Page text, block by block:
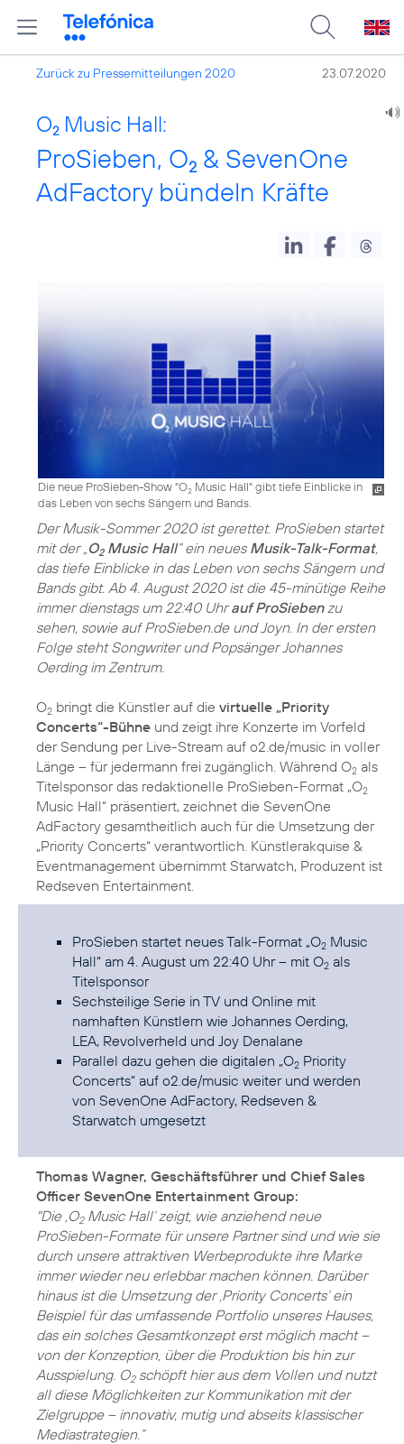
Zurück zu Pressemitteilungen 2020 23.07.2020
O2 Music Hall:
ProSieben, O2 & SevenOne
AdFactory bündeln Kräfte
Die neue ProSieben-Show "O2 Music Hall" gibt tiefe Einblicke in
das Leben von sechs Sängern und Bands.
Der Musik-Sommer 2020 ist gerettet. ProSieben startet
mit der „ O2Music Hall“ ein neues Musik-Talk-Format,
das tiefe Einblicke in das Leben von sechs Sängern und
Bands gibt. Ab 4. August 2020 ist die 45-minütige Reihe
immer dienstags um 22:40 Uhrauf ProSiebenzu
sehen, sowie auf ProSieben.de und Joyn. In der ersten
Folge steht Songwriter und Popsänger Johannes
Oerding im Zentrum.
O2 bringt die Künstler auf die virtuelle „Priority
Concerts“-Bühne und zeigt ihre Konzerte im Vorfeld
der Sendung per Live-Stream auf o2.de/music in voller
Länge – für jedermann frei zugänglich. Während O2 als
Titelsponsor das redaktionelle ProSieben-Format „O2
Music Hall“ präsentiert, zeichnet die SevenOne
AdFactory gesamtheitlich auch für die Umsetzung der
„Priority Concerts“ verantwortlich. Künstlerakquise &
Eventmanagement übernimmt Starwatch, Produzent ist
Redseven Entertainment.
ProSieben startet neues Talk-Format „O2 Music
Hall“ am 4. August um 22:40 Uhr – mit O2 als
Titelsponsor
Sechsteilige Serie in TV und Online mit
namhaften Künstlern wie Johannes Oerding,
LEA, Revolverheld und Joy Denalane
Parallel dazu gehen die digitalen „O2 Priority
Concerts“ auf o2.de/music weiter und werden
von SevenOne AdFactory, Redseven &
Starwatch umgesetzt
Thomas Wagner, Geschäftsführer und Chief Sales
Officer SevenOne Entertainment Group:
"Die ‚O2Music Hall‘ zeigt, wie anziehend neue
ProSieben-Formate für unsere Partner sind und wie sie
durch unsere attraktiven Werbeprodukte ihre Marke
immer wieder neu erlebbar machen können. Darüber
hinaus ist die Umsetzung der ‚Priority Concerts‘ ein
Beispiel für das umfassende Portfolio unseres Hauses,
das ein solches Gesamtkonzept erst möglich macht –
von der Konzeption, über die Produktion bis hin zur
Ausspielung. O2schöpft hier aus dem Vollen und nutzt
all diese Möglichkeiten zur Kommunikation mit der
Zielgruppe – innovativ, mutig und abseits klassischer
Mediastrategien.“